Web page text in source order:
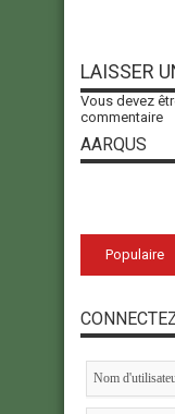
LAISSER
Vous devez
commentaire
AARQUS
Populaire